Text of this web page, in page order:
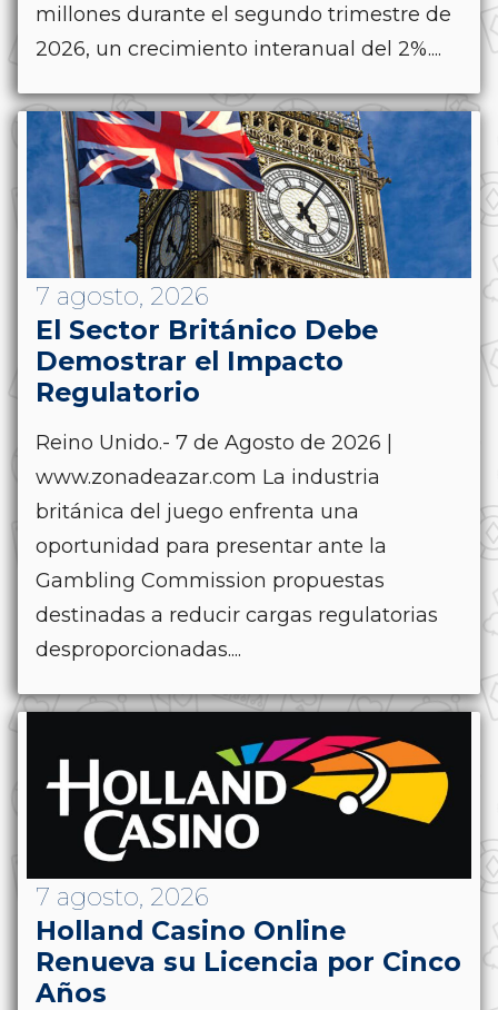
millones durante el segundo trimestre de
2026, un crecimiento interanual del 2%....
7 agosto, 2026
El Sector Británico Debe
Demostrar el Impacto
Regulatorio
Reino Unido.- 7 de Agosto de 2026 |
www.zonadeazar.com La industria
británica del juego enfrenta una
oportunidad para presentar ante la
Gambling Commission propuestas
destinadas a reducir cargas regulatorias
desproporcionadas....
7 agosto, 2026
Holland Casino Online
Renueva su Licencia por Cinco
Años